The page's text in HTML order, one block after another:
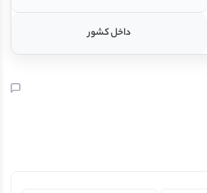
داخل کشور